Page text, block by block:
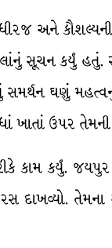
અને કૌશલ્યની
સૂચન કર્યું હતું.
સમર્થન ઘણું
ખાતાં ઉપર
કામ કર્યું.
રસ દાખવ્યો.